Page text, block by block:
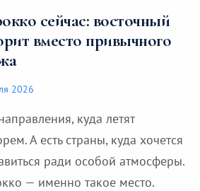
сейчас: восточный
вместо привычного
2026
куда летят
А есть страны, куда хочется
ради особой атмосферы.
— именно такое место.